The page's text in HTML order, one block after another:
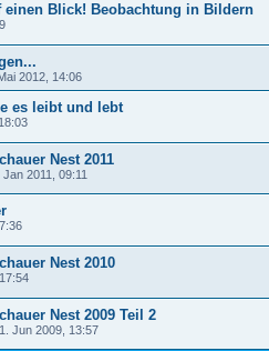
einen Blick! Beobachtung in Bildern
2012, 14:06
es leibt und lebt
Nest 2011
Jan 2011, 09:11
Nest 2010
Nest 2009 Teil 2
Jun 2009, 13:57